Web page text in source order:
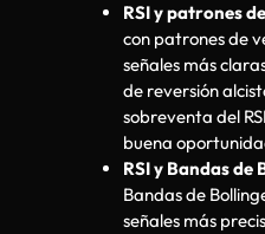
RSI y patrones
con patrones de
señales más
de reversión
sobreventa del
buena
RSI y Bandas de
Bandas de
señales más